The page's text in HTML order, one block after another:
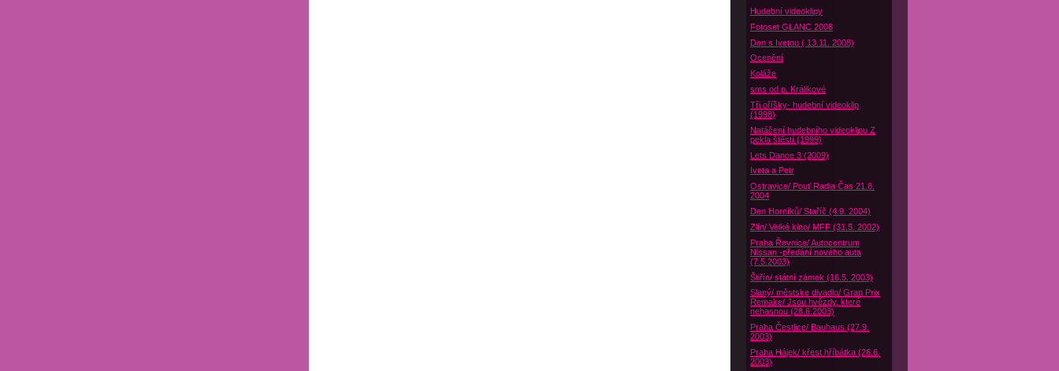
Hudební videoklipy
Fotoset GLANC 2008
Den s Ivetou ( 13.11. 2008)
Ocenění
Koláže
sms od p. Králikové
Tři oříšky- hudební videoklip
(1998)
Natáčení hudebního videoklipu Z
pekla štěstí (1999)
Lets Dance 3 (2009)
Iveta a Petr
Ostravice/ Pouť Radia Čas 21.8.
2004
Den Horníků/ Staříč (4.9. 2004)
Zlín/ Velké kino/ MFF (31.5. 2002)
Praha Řevnice/ Autocentrum
Nissan -předání nového auta
(7.5.2003)
Štiřín/ státní zámek (16.5. 2003)
Slaný/ městske divadlo/ Gran Prix
Remake/ Jsou hvězdy, které
nehasnou (28.6.2003)
Praha Čestlice/ Bauhaus (27.9.
2003)
Praha Hájek/ křest hříbátka (26.6.
2003)